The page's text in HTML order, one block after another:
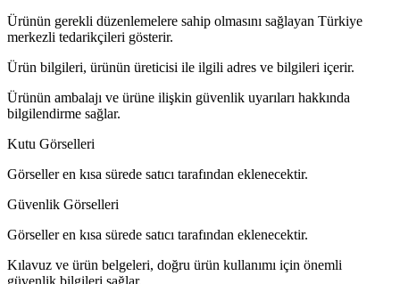
Ürünün gerekli düzenlemelere sahip olmasını sağlayan Türkiye
merkezli tedarikçileri gösterir.
Ürün bilgileri, ürünün üreticisi ile ilgili adres ve bilgileri içerir.
Ürünün ambalajı ve ürüne ilişkin güvenlik uyarıları hakkında
bilgilendirme sağlar.
Kutu Görselleri
Görseller en kısa sürede satıcı tarafından eklenecektir.
Güvenlik Görselleri
Görseller en kısa sürede satıcı tarafından eklenecektir.
Kılavuz ve ürün belgeleri, doğru ürün kullanımı için önemli